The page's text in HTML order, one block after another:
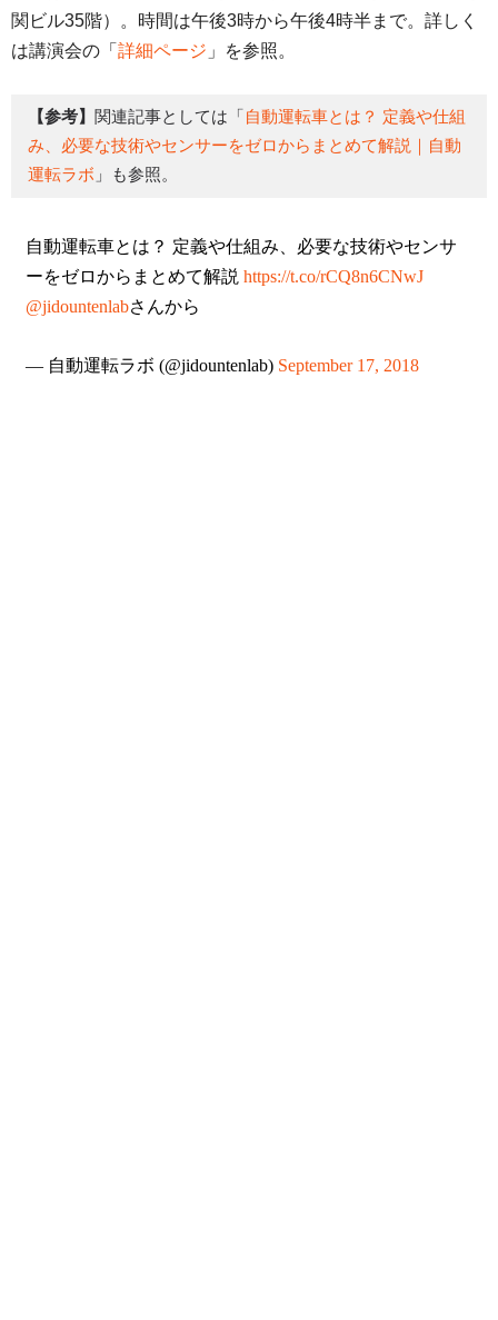
関ビル35階）。時間は午後3時から午後4時半まで。詳しく
は講演会の「 詳細ページ 」を参照。
【参考】 関連記事としては「自動運転車とは？ 定義や仕組
み、必要な技術やセンサーをゼロからまとめて解説｜自動
運転ラボ 」も参照。
自動運転車とは？ 定義や仕組み、必要な技術やセンサ
ーをゼロからまとめて解説 https://t.co/rCQ8n6CNwJ
@jidountenlabさんから
— 自動運転ラボ (@jidountenlab) September 17, 2018